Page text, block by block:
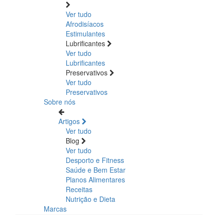
Ver tudo
Afrodisíacos
Estimulantes
Lubrificantes
Ver tudo
Lubrificantes
Preservativos
Ver tudo
Preservativos
Sobre nós
Artigos
Ver tudo
Blog
Ver tudo
Desporto e Fitness
Saúde e Bem Estar
Planos Alimentares
Receitas
Nutrição e Dieta
Marcas